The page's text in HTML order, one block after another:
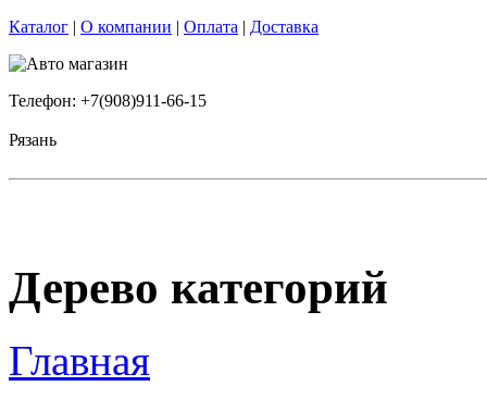
Каталог | О компании | Оплата | Доставка
Телефон: +7(908)911-66-15
Рязань
Дерево категорий
Главная